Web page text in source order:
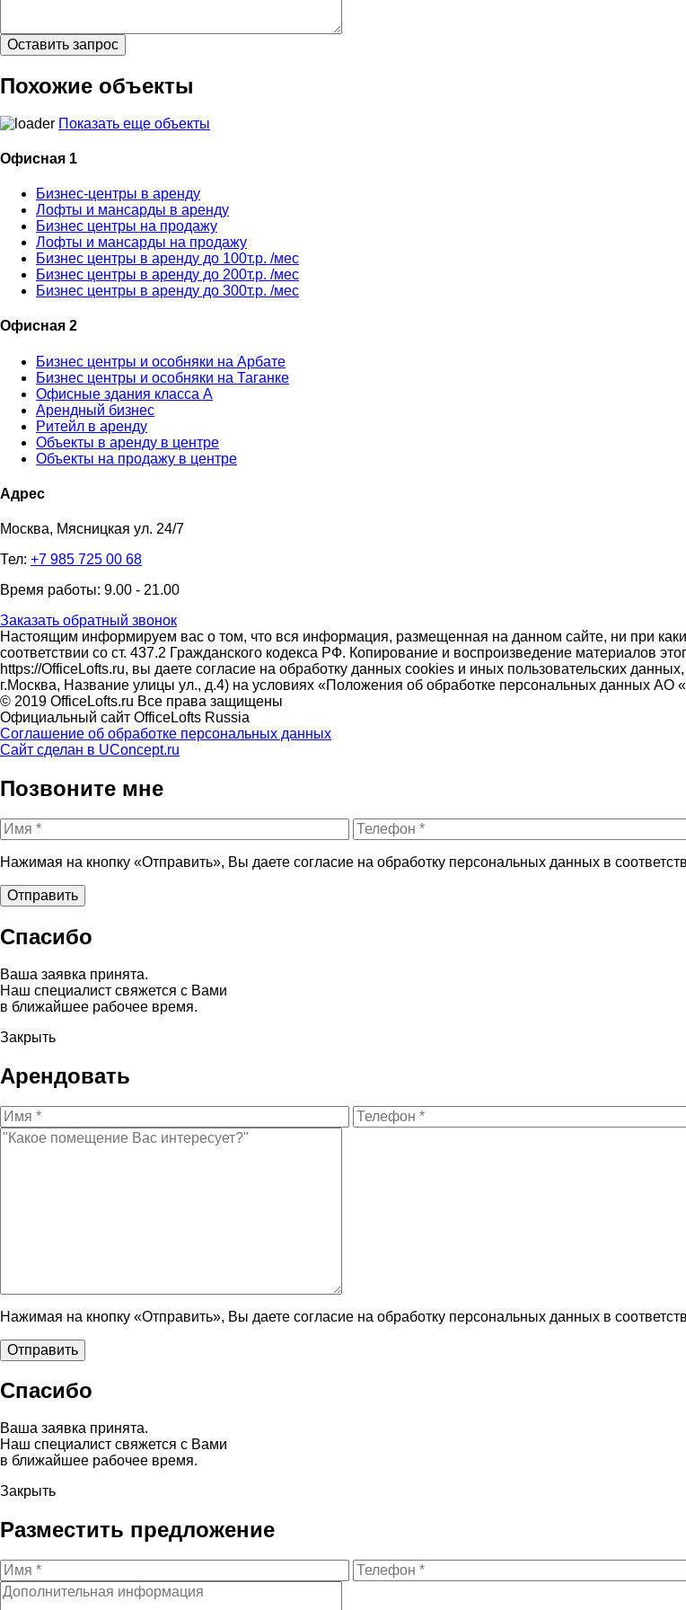
Похожие объекты
Показать еще объекты
Офисная 1
Бизнес-центры в аренду
Лофты и мансарды в аренду
Бизнес центры на продажу
Лофты и мансарды на продажу
Бизнес центры в аренду до 100т.р. /мес
Бизнес центры в аренду до 200т.р. /мес
Бизнес центры в аренду до 300т.р. /мес
Офисная 2
Бизнес центры и особняки на Арбате
Бизнес центры и особняки на Таганке
Офисные здания класса А
Арендный бизнес
Ритейл в аренду
Объекты в аренду в центре
Объекты на продажу в центре
Адрес
Москва, Мясницкая ул. 24/7
Тел: +7 985 725 00 68
Время работы: 9.00 - 21.00
Заказать обратный звонок
Настоящим информируем вас о том, что вся информация, размещенная на данном сайте, ни при
соответствии со ст. 437.2 Гражданского кодекса РФ. Копирование и воспроизведение материалов
https://OfficeLofts.ru, вы даете согласие на обработку данных cookies и иных пользовательских
г.Москва, Название улицы ул., д.4) на условиях «Положения об обработке персональных данных АО
© 2019 OfficeLofts.ru Все права защищены
Официальный сайт OfficeLofts Russia
Соглашение об обработке персональных данных
Сайт сделан в UConcept.ru
Позвоните мне
Нажимая на кнопку «Отправить», Вы даете согласие на обработку персональных данных в
Спасибо
Ваша заявка принята.
Наш специалист свяжется с Вами
в ближайшее рабочее время.
Закрыть
Арендовать
Нажимая на кнопку «Отправить», Вы даете согласие на обработку персональных данных в
Спасибо
Ваша заявка принята.
Наш специалист свяжется с Вами
в ближайшее рабочее время.
Закрыть
Разместить предложение